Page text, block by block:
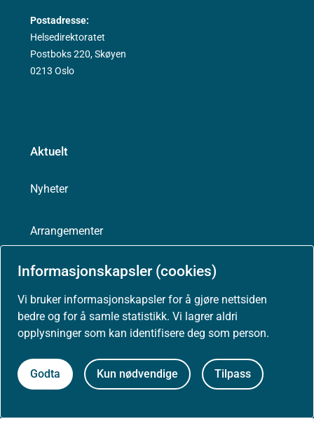
Informasjonskapsler (cookies)
Vi bruker informasjonskapsler for å gjøre nettsiden
bedre og for å samle statistikk. Vi lagrer aldri
opplysninger som kan identifisere deg som person.
Godta Kun nødvendige Tilpass
Postadresse:
Helsedirektoratet
Postboks 220, Skøyen
0213 Oslo
Aktuelt
Nyheter
Arrangementer
Høringer
Presse